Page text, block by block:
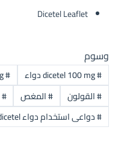
Dicetel Leaflet
وسوم
#dicetel 100 mg دواء #dicetel 50 mg دواء
#القولون #المغص #
#دواعى استخدام دواء dicetel